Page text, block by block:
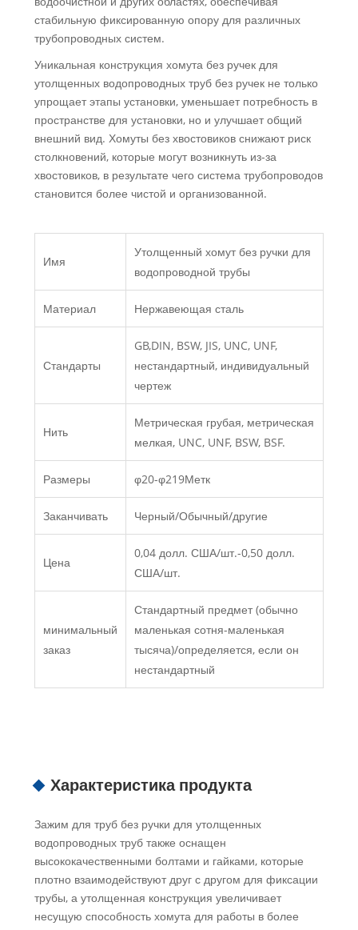
стабильную фиксированную опору для различных
трубопроводных систем.
Уникальная конструкция хомута без ручек для
утолщенных водопроводных труб без ручек не только
упрощает этапы установки, уменьшает потребность в
пространстве для установки, но и улучшает общий
внешний вид. Хомуты без хвостовиков снижают риск
столкновений, которые могут возникнуть из-за
хвостовиков, в результате чего система трубопроводов
становится более чистой и организованной.
Имя
Утолщенный хомут без ручки для
водопроводной трубы
Материал Нержавеющая сталь
Стандарты
GB,DIN, BSW, JIS, UNC, UNF,
нестандартный, индивидуальный
чертеж
Нить
Метрическая грубая, метрическая
мелкая, UNC, UNF, BSW, BSF.
Размеры φ20-φ219Метк
Заканчивать Черный/Обычный/другие
Цена
0,04 долл. США/шт.-0,50 долл.
США/шт.
минимальный
заказ
Стандартный предмет (обычно
маленькая сотня-маленькая
тысяча)/определяется, если он
нестандартный
Характеристика продукта
Зажим для труб без ручки для утолщенных
водопроводных труб также оснащен
высококачественными болтами и гайками, которые
плотно взаимодействуют друг с другом для фиксации
трубы, а утолщенная конструкция увеличивает
несущую способность хомута для работы в более